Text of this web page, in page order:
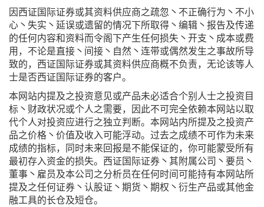
因西证国际证券或其资料供应商之疏忽丶不正确行为丶不小
心丶失实丶延误或遗留的情况下所取得丶编辑丶报告及传递
的任何内容和资料而令阁下产生任何损失丶开支丶成本或费
用，不论是直接丶间接丶自然丶连带或偶然发生之事故所导
致的，西证国际证券或其资料供应商概不负责，无论该等人
士是否西证国际证券的客户。
本网站内提及之投资意见或产品未必适合个别人士之投资目
标丶财政状况或个人之需要，因此不可完全依赖本网站以取
代个人对投资应进行之独立判断。本网站内所提及之投资产
品之价格丶价值及收入可能浮动。过去之成绩不可作为未来
成绩的指标，同时未来回报是不能保证的，你可能蒙受所有
最初存入资金的损失。西证国际证券丶其附属公司丶要员丶
董事丶雇员及本公司之分析员在任何时间可能持有本网站所
提及之任何证券丶认股证丶期货丶期权丶衍生产品或其他金
融工具的长仓及短仓。